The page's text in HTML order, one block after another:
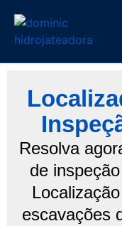
Resolva
de
escavações